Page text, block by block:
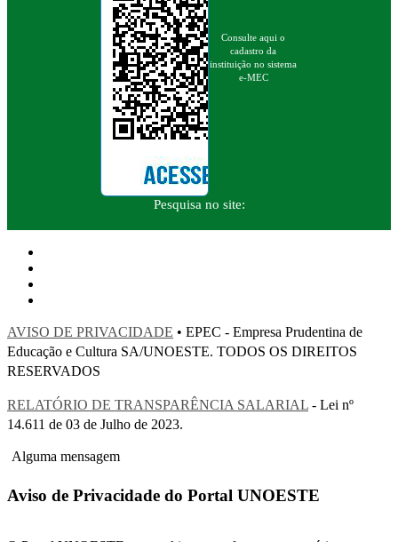
Consulte aqui o
cadastro da
instituição no sistema
e-MEC
Pesquisa no site:
AVISO DE PRIVACIDADE • EPEC - Empresa Prudentina de
Educação e Cultura SA/UNOESTE. TODOS OS DIREITOS
RESERVADOS
RELATÓRIO DE TRANSPARÊNCIA SALARIAL - Lei nº
14.611 de 03 de Julho de 2023.
Alguma mensagem
Aviso de Privacidade do Portal UNOESTE